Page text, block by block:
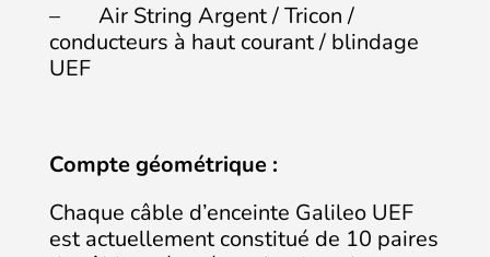
– Air String Argent / Tricon /
conducteurs à haut courant / blindage
UEF
Compte géométrique :
Chaque câble d’enceinte Galileo UEF
est actuellement constitué de 10 paires